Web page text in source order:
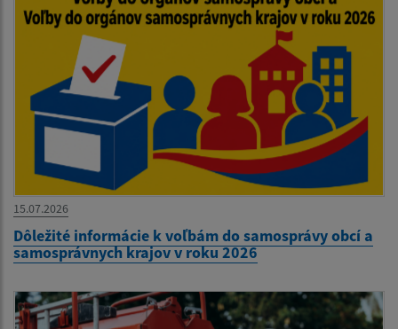
15.07.2026
Dôležité informácie k voľbám do samosprávy obcí a
samosprávnych krajov v roku 2026